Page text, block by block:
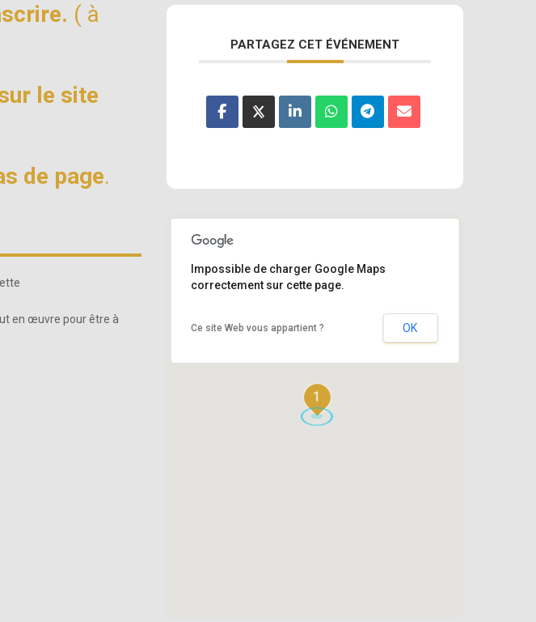
( à
le site
de page.
en œuvre pour être à
PARTAGEZ CET ÉVÉNEMENT
1
Impossible de charger Google Maps
correctement sur cette page.
Ce site Web vous appartient ? OK